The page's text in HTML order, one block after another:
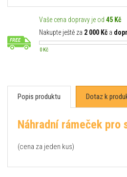
Vaše cena dopravy je od 45 Kč
Nakupte ještě za 2 000 Kč a
0 Kč
Popis produktu Dotaz k
Náhradní rámeček pro
(cena za jeden kus)